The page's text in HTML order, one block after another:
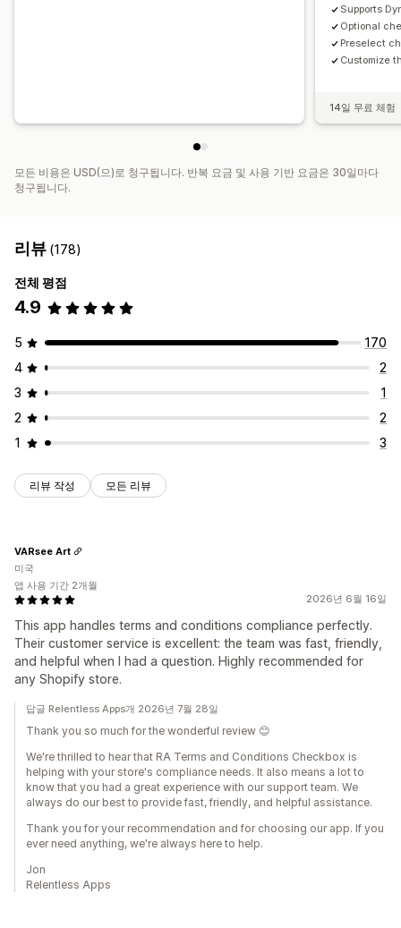
Supports
Optional
Preselect
Customize
14일 무료 체험
모든 비용은 USD(으)로 청구됩니다. 반복 요금 및 사용 기반 요금은 30일마다
청구됩니다.
리뷰 (178)
전체 평점
4.9
5
170
4
2
3
1
2
2
1
3
리뷰 작성 모든 리뷰
2026년 6월 16일
This app handles terms and conditions compliance perfectly.
Their customer service is excellent: the team was fast, friendly,
and helpful when I had a question. Highly recommended for
any Shopify store.
VARsee Art
미국
앱 사용 기간 2개월
답글 Relentless Apps개 2026년 7월 28일
Thank you so much for the wonderful review 😊
We're thrilled to hear that RA Terms and Conditions Checkbox is
helping with your store's compliance needs. It also means a lot to
know that you had a great experience with our support team. We
always do our best to provide fast, friendly, and helpful assistance.
Thank you for your recommendation and for choosing our app. If you
ever need anything, we're always here to help.
Jon
Relentless Apps